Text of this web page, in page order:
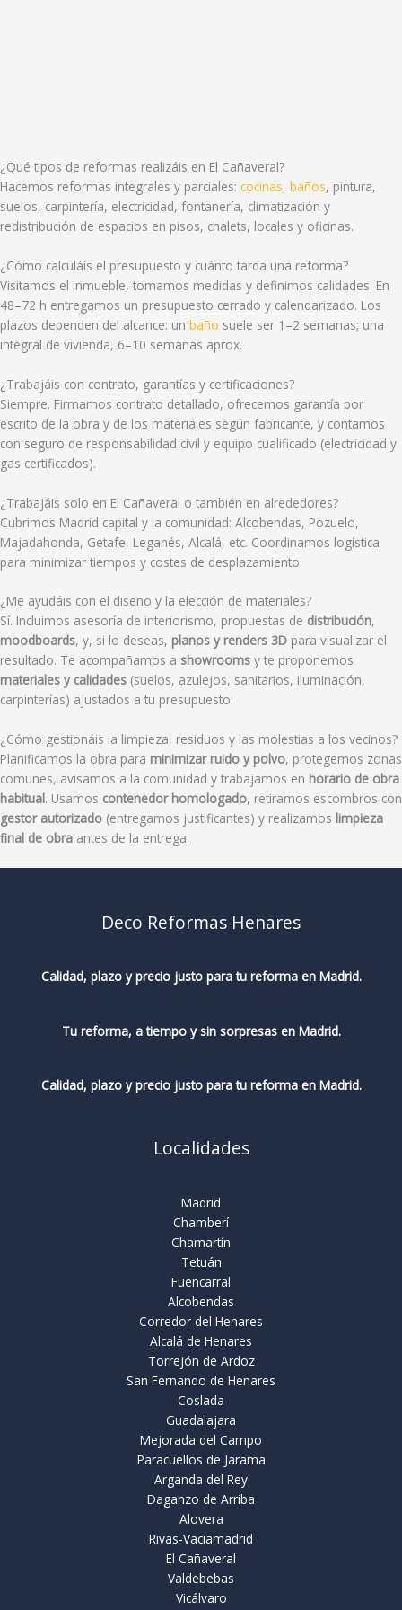
¿Qué tipos de reformas realizáis en El Cañaveral?
Hacemos reformas integrales y parciales: cocinas, baños, pintura,
suelos, carpintería, electricidad, fontanería, climatización y
redistribución de espacios en pisos, chalets, locales y oficinas.
¿Cómo calculáis el presupuesto y cuánto tarda una reforma?
Visitamos el inmueble, tomamos medidas y definimos calidades. En
48–72 h entregamos un presupuesto cerrado y calendarizado. Los
plazos dependen del alcance: un baño suele ser 1–2 semanas; una
integral de vivienda, 6–10 semanas aprox.
¿Trabajáis con contrato, garantías y certificaciones?
Siempre. Firmamos contrato detallado, ofrecemos garantía por
escrito de la obra y de los materiales según fabricante, y contamos
con seguro de responsabilidad civil y equipo cualificado (electricidad y
gas certificados).
¿Trabajáis solo en El Cañaveral o también en alrededores?
Cubrimos Madrid capital y la comunidad: Alcobendas, Pozuelo,
Majadahonda, Getafe, Leganés, Alcalá, etc. Coordinamos logística
para minimizar tiempos y costes de desplazamiento.
¿Me ayudáis con el diseño y la elección de materiales?
Sí. Incluimos asesoría de interiorismo, propuestas de distribución,
moodboards, y, si lo deseas, planos y renders 3D para visualizar el
resultado. Te acompañamos a showrooms y te proponemos
materiales y calidades (suelos, azulejos, sanitarios, iluminación,
carpinterías) ajustados a tu presupuesto.
¿Cómo gestionáis la limpieza, residuos y las molestias a los vecinos?
Planificamos la obra para minimizar ruido y polvo, protegemos zonas
comunes, avisamos a la comunidad y trabajamos en horario de obra
habitual. Usamos contenedor homologado, retiramos escombros con
gestor autorizado (entregamos justificantes) y realizamos limpieza
final de obra antes de la entrega.
Deco Reformas Henares
Calidad, plazo y precio justo para tu reforma en Madrid.
Tu reforma, a tiempo y sin sorpresas en Madrid.
Calidad, plazo y precio justo para tu reforma en Madrid.
Localidades
Madrid
Chamberí
Chamartín
Tetuán
Fuencarral
Alcobendas
Corredor del Henares
Alcalá de Henares
Torrejón de Ardoz
San Fernando de Henares
Coslada
Guadalajara
Mejorada del Campo
Paracuellos de Jarama
Arganda del Rey
Daganzo de Arriba
Alovera
Rivas-Vaciamadrid
El Cañaveral
Valdebebas
Vicálvaro